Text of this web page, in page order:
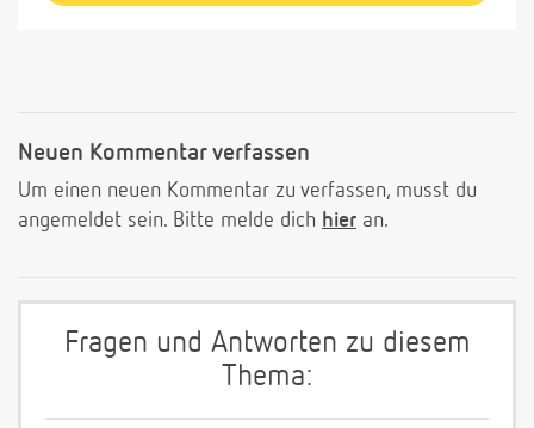
Neuen Kommentar verfassen
Um einen neuen Kommentar zu verfassen, musst du
angemeldet sein. Bitte melde dich hier an.
Fragen und Antworten zu diesem
Thema: